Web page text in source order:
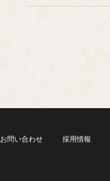
お問い合わせ 採用情報